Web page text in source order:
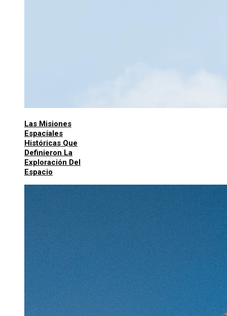
Las Misiones
Espaciales
Históricas Que
Definieron La
Exploración Del
Espacio